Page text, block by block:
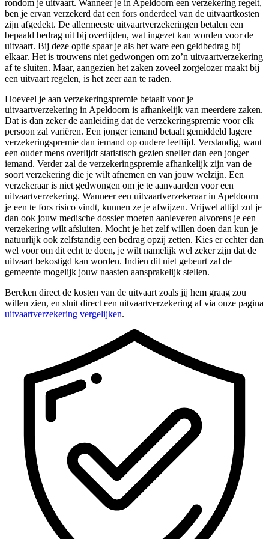
rondom je uitvaart. Wanneer je in Apeldoorn een verzekering regelt,
ben je ervan verzekerd dat een fors onderdeel van de uitvaartkosten
zijn afgedekt. De allermeeste uitvaartverzekeringen betalen een
bepaald bedrag uit bij overlijden, wat ingezet kan worden voor de
uitvaart. Bij deze optie spaar je als het ware een geldbedrag bij
elkaar. Het is trouwens niet gedwongen om zo’n uitvaartverzekering
af te sluiten. Maar, aangezien het zaken zoveel zorgelozer maakt bij
een uitvaart regelen, is het zeer aan te raden.
Hoeveel je aan verzekeringspremie betaalt voor je
uitvaartverzekering in Apeldoorn is afhankelijk van meerdere zaken.
Dat is dan zeker de aanleiding dat de verzekeringspremie voor elk
persoon zal variëren. Een jonger iemand betaalt gemiddeld lagere
verzekeringspremie dan iemand op oudere leeftijd. Verstandig, want
een ouder mens overlijdt statistisch gezien sneller dan een jonger
iemand. Verder zal de verzekeringspremie afhankelijk zijn van de
soort verzekering die je wilt afnemen en van jouw welzijn. Een
verzekeraar is niet gedwongen om je te aanvaarden voor een
uitvaartverzekering. Wanneer een uitvaartverzekeraar in Apeldoorn
je een te fors risico vindt, kunnen ze je afwijzen. Vrijwel altijd zul je
dan ook jouw medische dossier moeten aanleveren alvorens je een
verzekering wilt afsluiten. Mocht je het zelf willen doen dan kun je
natuurlijk ook zelfstandig een bedrag opzij zetten. Kies er echter dan
wel voor om dit echt te doen, je wilt namelijk wel zeker zijn dat de
uitvaart bekostigd kan worden. Indien dit niet gebeurt zal de
gemeente mogelijk jouw naasten aansprakelijk stellen.
Bereken direct de kosten van de uitvaart zoals jij hem graag zou
willen zien, en sluit direct een uitvaartverzekering af via onze pagina
uitvaartverzekering vergelijken.